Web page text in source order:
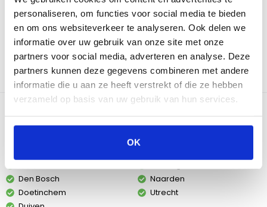
personaliseren, om functies voor social media te bieden
en om ons websiteverkeer te analyseren. Ook delen we
informatie over uw gebruik van onze site met onze
partners voor social media, adverteren en analyse. Deze
partners kunnen deze gegevens combineren met andere
informatie die u aan ze heeft verstrekt of die ze hebben
verzameld op basis van uw gebruik van hun services.
OK
en andere weersomstandigheden. De waterbestendige stof
zorgt ervoor dat je barbecue altijd droog blijft, waardoor de
levensduur van je barbecue aanzienlijk wordt verlengd.
Bovendien is de hoes gemaakt van lichtgewicht materiaal,
waardoor het afdekken en opbergen van je barbecue een fluitje
van een cent is.
Den Bosch
Doetinchem
Naarden
Utrecht